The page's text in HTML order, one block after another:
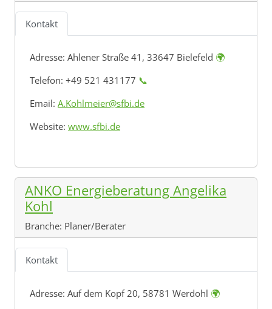
Kontakt
Adresse: Ahlener Straße 41, 33647 Bielefeld 🌍
Telefon: +49 521 431177 📞
Email: A.Kohlmeier@sfbi.de
Website: www.sfbi.de
ANKO Energieberatung Angelika
Kohl
Branche: Planer/Berater
Kontakt
Adresse: Auf dem Kopf 20, 58781 Werdohl 🌍